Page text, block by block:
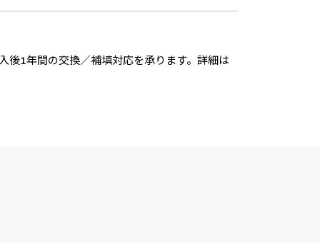
後1年間の交換／補填対応を承ります。詳細は